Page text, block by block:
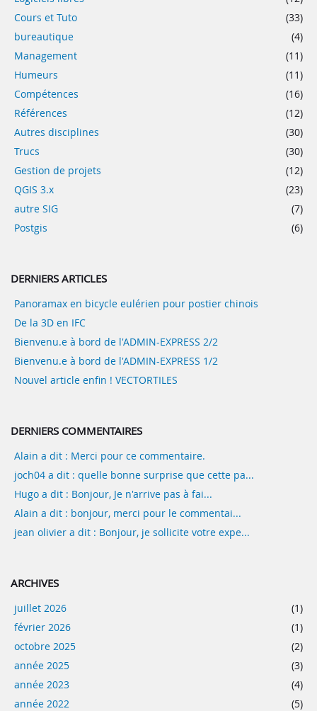
Cours et Tuto
(33)
bureautique
(4)
Management
(11)
Humeurs
(11)
Compétences
(16)
Références
(12)
Autres disciplines
(30)
Trucs
(30)
Gestion de projets
(12)
QGIS 3.x
(23)
autre SIG
(7)
Postgis
(6)
DERNIERS ARTICLES
Panoramax en bicycle eulérien pour postier chinois
De la 3D en IFC
Bienvenu.e à bord de l'ADMIN-EXPRESS 2/2
Bienvenu.e à bord de l'ADMIN-EXPRESS 1/2
Nouvel article enfin ! VECTORTILES
DERNIERS COMMENTAIRES
Alain a dit : Merci pour ce commentaire.
joch04 a dit : quelle bonne surprise que cette pa...
Hugo a dit : Bonjour, Je n'arrive pas à fai...
Alain a dit : bonjour, merci pour le commentai...
jean olivier a dit : Bonjour, je sollicite votre expe...
ARCHIVES
juillet 2026
(1)
février 2026
(1)
octobre 2025
(2)
année 2025
(3)
année 2023
(4)
année 2022
(5)